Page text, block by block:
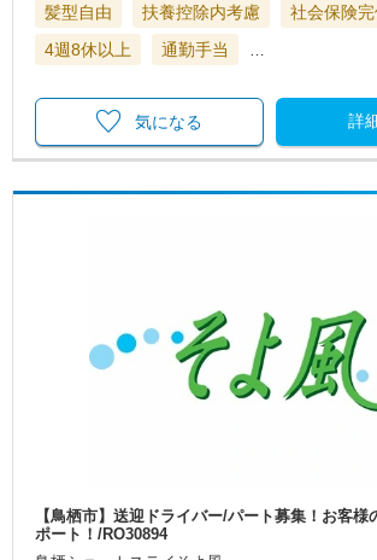
髪型自由 扶養控除内考慮
社会保険
4週8休以上
通勤手当
詳
気になる
【鳥栖市】送迎ドライバー/パート募集！お客様
ポート！/RO30894